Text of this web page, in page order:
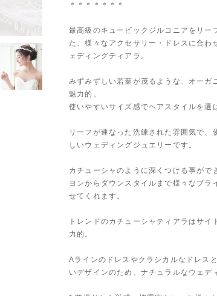
＊＊＊＊＊＊＊
最高級のキュービックジルコニアをリー
た、様々なアクセサリー・ドレスに合わ
ェディングティアラ。
みずみずしい若葉が茂るような、オーガ
魅力的。
使いやすいサイズ感でヘアスタイルを選
リーフが連なった洗練された雰囲気で、
しいウェディングジュエリーです。
カチューシャのように深くつける事がで
ヨンからダウンスタイルまで様々なブラ
せてくれます。
トレンドのカチューシャティアラはサ
力的。
Aラインのドレスやクラシカルなドレス
いデザインのため、ナチュラルなウェデ